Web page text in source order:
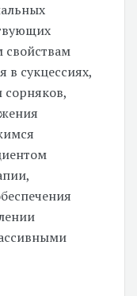
свойствам
сукцессиях,
сорняков,